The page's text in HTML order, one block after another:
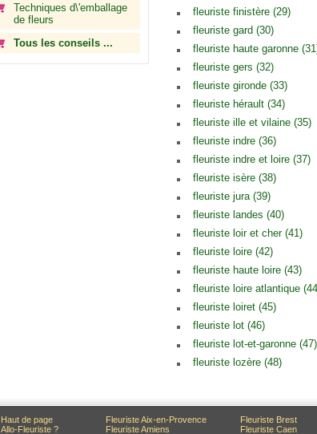
Techniques d\'emballage
de fleurs
Tous les conseils ...
fleuriste finistère (29)
fleuriste gard (30)
fleuriste haute garonne
fleuriste gers (32)
fleuriste gironde (33)
fleuriste hérault (34)
fleuriste ille et vilaine (35)
fleuriste indre (36)
fleuriste indre et loire (37)
fleuriste isère (38)
fleuriste jura (39)
fleuriste landes (40)
fleuriste loir et cher (41)
fleuriste loire (42)
fleuriste haute loire (43)
fleuriste loire atlantique
fleuriste loiret (45)
fleuriste lot (46)
fleuriste lot-et-garonne (47)
fleuriste lozère (48)
Haut de page
Allo-Fleuriste ?
Fleuriste Aix-en-Provence
Fleuriste Amiens
Fleuriste Brest
Fleuriste Caen